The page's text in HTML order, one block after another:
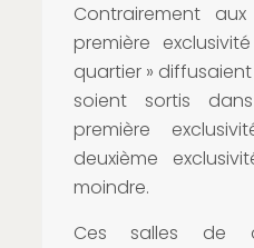
Contrairement
première
quartier » diffusaient
soient sortis
première
deuxième
moindre.
Ces salles de